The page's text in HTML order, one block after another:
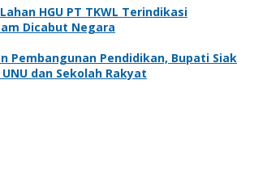
HGU PT TKWL Terindikasi
Dicabut Negara
Pembangunan Pendidikan, Bupati Siak
dan Sekolah Rakyat